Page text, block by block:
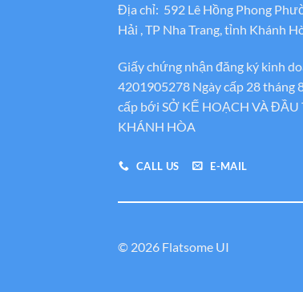
Địa chỉ: 592 Lê Hồng Phong
Hải , TP Nha Trang, tỉnh Khánh
Giấy chứng nhận đăng ký kinh
4201905278 Ngày cấp 28 tháng
cấp bới SỞ KẾ HOẠCH VÀ ĐẦU
KHÁNH HÒA
CALL US E-MAIL
© 2026 Flatsome UI